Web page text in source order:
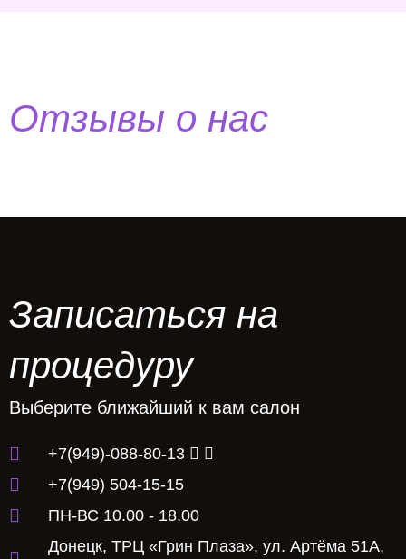
Отзывы о нас
Записаться на
процедуру
Выберите ближайший к вам салон
+7(949)-088-80-13
+7(949) 504-15-15
ПН-ВС 10.00 - 18.00
Донецк, ТРЦ «Грин Плаза», ул. Артёма 51А,